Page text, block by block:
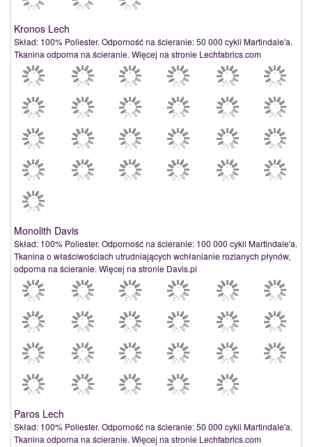
Kronos Lech
Skład: 100% Poliester. Odporność na ścieranie: 50 000 cykli Martindale'a.
Tkanina odporna na ścieranie. Więcej na stronie Lechfabrics.com
Monolith Davis
Skład: 100% Poliester. Odporność na ścieranie: 100 000 cykli Martindale'a.
Tkanina o właściwościach utrudniających wchłanianie rozlanych płynów,
odporna na ścieranie. Więcej na stronie Davis.pl
Paros Lech
Skład: 100% Poliester. Odporność na ścieranie: 50 000 cykli Martindale'a.
Tkanina odporna na ścieranie. Więcej na stronie Lechfabrics.com